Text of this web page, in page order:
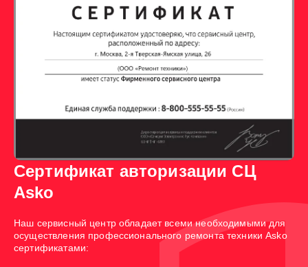
Сертификат авторизации СЦ
Asko
Наш сервисный центр обладает всеми необходимыми для
осуществления профессионального ремонта техники Asko
сертификатами: